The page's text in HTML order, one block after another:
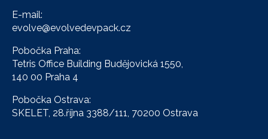
E-mail:
evolve@evolvedevpack.cz
Pobočka Praha:
Tetris Office Building Budějovická 1550,
140 00 Praha 4
Pobočka Ostrava:
SKELET, 28.října 3388/111, 70200 Ostrava